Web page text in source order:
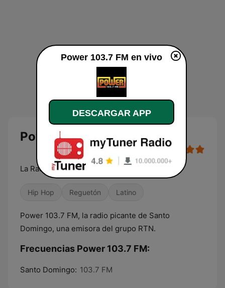
Power 103.7 FM en vivo
La Radio Picante
Hip Hop Reguetón Latino
Power 103.7 FM, la radio picante de Santo
Domingo, una emisora del grupo RTN.
Frecuencias Power 103.7 FM:
Santo Domingo: 103.7 FM
Power 103.7 FM en vivo
DESCARGAR APP